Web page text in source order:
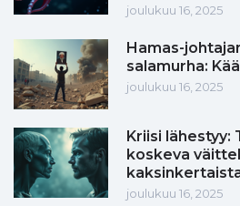
joulukuu 16, 2025
Hamas-
salamurha:
joulukuu 16, 2025
Kriisi
koskeva
joulukuu 16, 2025